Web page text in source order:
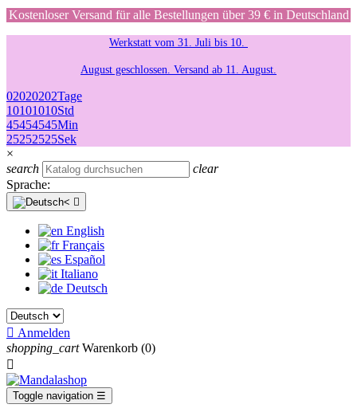
Kostenloser Versand für alle Bestellungen über 39 € in Deutschland
Werkstatt vom 31. Juli bis 10.
August geschlossen. Versand ab 11. August.
02020202Tage
10101010Std
45454545Min
25252525Sek
×
search
clear
Sprache:

English
Français
Español
Italiano
Deutsch
 Anmelden
shopping_cart Warenkorb (0)

Toggle navigation ☰